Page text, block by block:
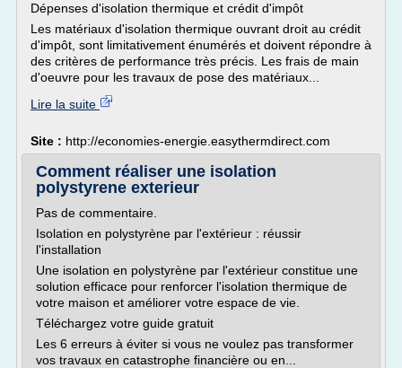
Dépenses d'isolation thermique et crédit d'impôt
Les matériaux d'isolation thermique ouvrant droit au crédit
d'impôt, sont limitativement énumérés et doivent répondre à
des critères de performance très précis. Les frais de main
d'oeuvre pour les travaux de pose des matériaux...
Lire la suite
Site : http://economies-energie.easythermdirect.com
Comment réaliser une isolation
polystyrene exterieur
Pas de commentaire.
Isolation en polystyrène par l'extérieur : réussir
l'installation
Une isolation en polystyrène par l'extérieur constitue une
solution efficace pour renforcer l'isolation thermique de
votre maison et améliorer votre espace de vie.
Téléchargez votre guide gratuit
Les 6 erreurs à éviter si vous ne voulez pas transformer
vos travaux en catastrophe financière ou en...